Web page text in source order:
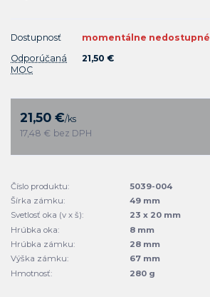
Dostupnosť
momentálne nedostupné
Odporúčaná
MOC
21,50 €
21,50 €/ks
17,48 € bez DPH
Číslo produktu:
5039-004
Šírka zámku:
49 mm
Svetlosť oka (v x š):
23 x 20 mm
Hrúbka oka:
8 mm
Hrúbka zámku:
28 mm
Výška zámku:
67 mm
Hmotnosť:
280 g